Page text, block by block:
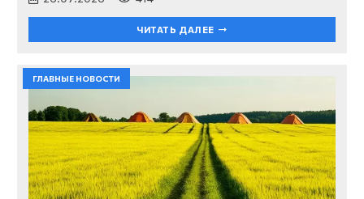
ЧИТАТЬ ДАЛЕЕ
ГЛАВНЫЕ НОВОСТИ